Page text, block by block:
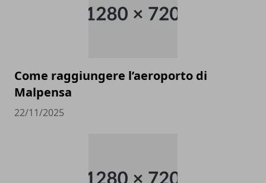
Come raggiungere l’aeroporto di
Malpensa
22/11/2025